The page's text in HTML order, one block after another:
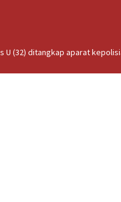
U (32) ditangkap aparat